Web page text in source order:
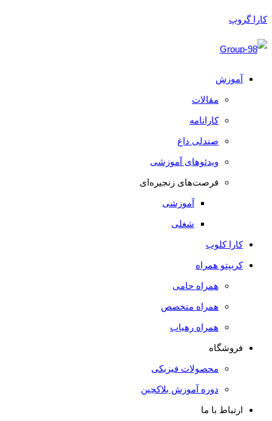
کارا گروپ
آموزش
مقالات
کارانامه
صندلی داغ
ویدئوهای آموزشی
فرصت‌های زنجیره‌ای
آموزشی
شغلی
کارا کلوب
کریپتو همراه
همراه حامی
همراه متخصص
همراه رهیاب
فروشگاه
محصولات فیزیکی
دوره آموزش بلاکچین
ارتباط با ما